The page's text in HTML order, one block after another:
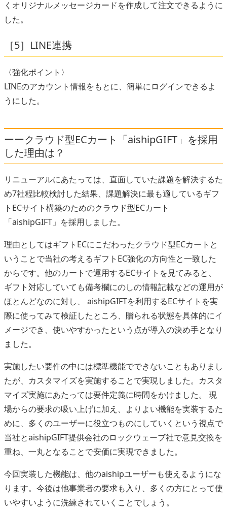
くオリジナルメッセージカードを作成して注文できるように
した。
［5］LINE連携
〈強化ポイント〉
LINEのアカウント情報をもとに、簡単にログインできるよ
うにした。
ーークラウド型ECカート「aishipGIFT」を採用
した理由は？
リニューアルにあたっては、直面していた課題を解決するた
め7社程比較検討した結果、課題解決に最も適しているギフ
トECサイト構築のためのクラウド型ECカート
「aishipGIFT」を採用しました。
理由としてはギフトECにこだわったクラウド型ECカートと
いうことで当社の考えるギフトEC強化の方向性と一致した
からです。他のカートで運用するECサイトを見てみると、
ギフト対応していても備考欄にのしの情報記載などの運用が
ほとんどなのに対し、 aishipGIFTを利用するECサイトを実
際に使ってみて検証したところ、贈られる状態を具体的にイ
メージでき、使いやすかったという点が導入の決め手となり
ました。
実施したい要件の中には標準機能でできないこともありまし
たが、カスタマイズを実施することで実現しました。カスタ
マイズ実施にあたっては要件定義に時間をかけました。 現
場からの要求の吸い上げに加え、よりよい機能を実装するた
めに、多くのユーザーに役立つものにしていくという視点で
当社とaishipGIFT提供会社のロックウェーブ社で意見交換を
重ね、一丸となることで安価に実現できました。
今回実装した機能は、他のaishipユーザーも使えるようにな
ります。今後は他事業者の要求も入り、多くの方にとって使
いやすいように洗練されていくことでしょう。